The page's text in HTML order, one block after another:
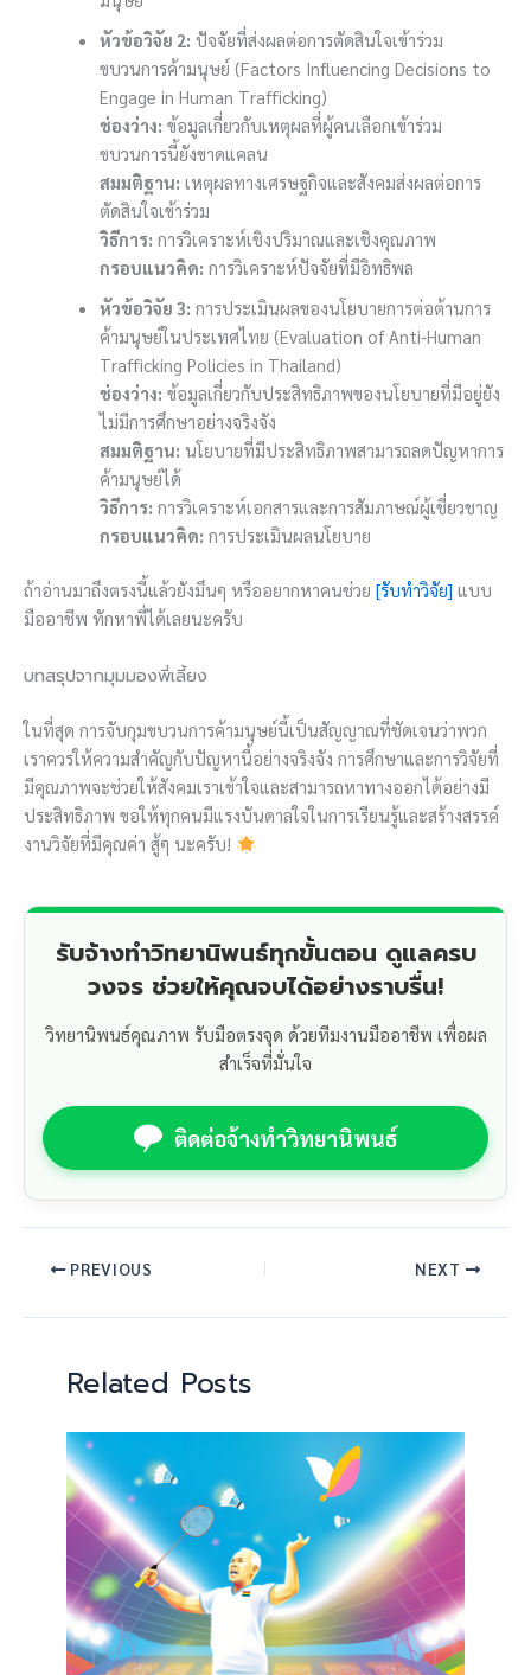
หัวข้อวิจัย 2: ปัจจัยที่ส่งผลต่อการตัดสินใจเข้าร่วม
ขบวนการค้ามนุษย์ (Factors Influencing Decisions to
Engage in Human Trafficking)
ช่องว่าง: ข้อมูลเกี่ยวกับเหตุผลที่ผู้คนเลือกเข้าร่วม
ขบวนการนี้ยังขาดแคลน
สมมติฐาน: เหตุผลทางเศรษฐกิจและสังคมส่งผลต่อการ
ตัดสินใจเข้าร่วม
วิธีการ: การวิเคราะห์เชิงปริมาณและเชิงคุณภาพ
กรอบแนวคิด: การวิเคราะห์ปัจจัยที่มีอิทธิพล
หัวข้อวิจัย 3: การประเมินผลของนโยบายการต่อต้านการ
ค้ามนุษย์ในประเทศไทย (Evaluation of Anti-Human
Trafficking Policies in Thailand)
ช่องว่าง: ข้อมูลเกี่ยวกับประสิทธิภาพของนโยบายที่มีอยู่ยัง
ไม่มีการศึกษาอย่างจริงจัง
สมมติฐาน: นโยบายที่มีประสิทธิภาพสามารถลดปัญหาการ
ค้ามนุษย์ได้
วิธีการ: การวิเคราะห์เอกสารและการสัมภาษณ์ผู้เชี่ยวชาญ
กรอบแนวคิด: การประเมินผลนโยบาย
ถ้าอ่านมาถึงตรงนี้แล้วยังมึนๆ หรืออยากหาคนช่วย [รับทำวิจัย] แบบ
มืออาชีพ ทักหาพี่ได้เลยนะครับ
บทสรุปจากมุมมองพี่เลี้ยง
ในที่สุด การจับกุมขบวนการค้ามนุษย์นี้เป็นสัญญาณที่ชัดเจนว่าพวก
เราควรให้ความสำคัญกับปัญหานี้อย่างจริงจัง การศึกษาและการวิจัยที่
มีคุณภาพจะช่วยให้สังคมเราเข้าใจและสามารถหาทางออกได้อย่างมี
ประสิทธิภาพ ขอให้ทุกคนมีแรงบันดาลใจในการเรียนรู้และสร้างสรรค์
งานวิจัยที่มีคุณค่า สู้ๆ นะครับ!
รับจ้างทำวิทยานิพนธ์ทุกขั้นตอน ดูแลครบ
วงจร ช่วยให้คุณจบได้อย่างราบรื่น!
วิทยานิพนธ์คุณภาพ รับมือตรงจุด ด้วยทีมงานมืออาชีพ เพื่อผล
สำเร็จที่มั่นใจ
ติดต่อจ้างทำวิทยานิพนธ์
PREVIOUS NEXT
Related Posts